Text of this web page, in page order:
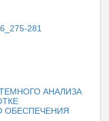
281
АНАЛИЗА
ОБЕСПЕЧЕНИЯ